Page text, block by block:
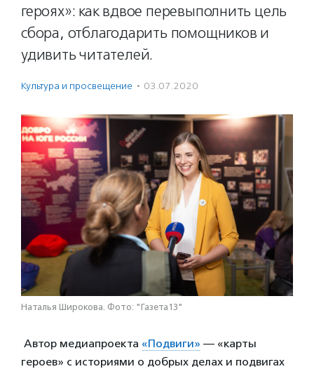
героях»: как вдвое перевыполнить цель
сбора, отблагодарить помощников и
удивить читателей.
Культура и просвещение · 03.07.2020
Наталья Широкова. Фото: "Газета13"
Автор медиапроекта «Подвиги» — «карты
героев» с историями о добрых делах и подвигах